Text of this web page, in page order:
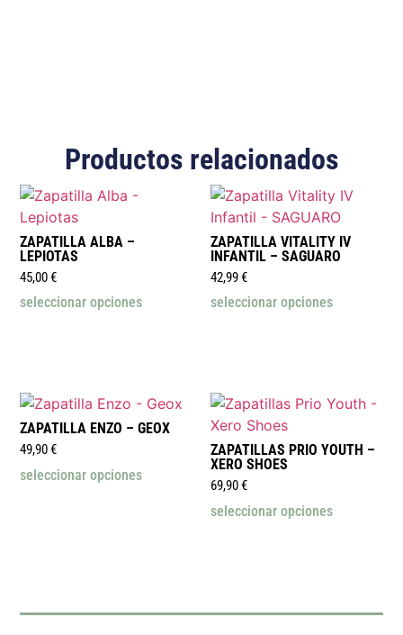
Productos relacionados
ZAPATILLA ALBA –
LEPIOTAS
45,00€
seleccionar opciones
ZAPATILLA VITALITY IV
INFANTIL – SAGUARO
42,99€
seleccionar opciones
ZAPATILLA ENZO – GEOX
49,90€
seleccionar opciones
ZAPATILLAS PRIO YOUTH –
XERO SHOES
69,90€
seleccionar opciones